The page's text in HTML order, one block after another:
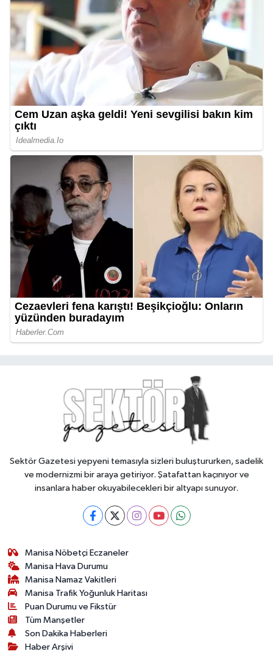
Sektör Gazetesi yepyeni temasıyla sizleri buluştururken, sadelik
ve modernizmi bir araya getiriyor. Şatafattan kaçınıyor ve
insanlara haber okuyabilecekleri bir altyapı sunuyor.
Manisa Nöbetçi Eczaneler
Manisa Hava Durumu
Manisa Namaz Vakitleri
Manisa Trafik Yoğunluk Haritası
Puan Durumu ve Fikstür
Tüm Manşetler
Son Dakika Haberleri
Haber Arşivi